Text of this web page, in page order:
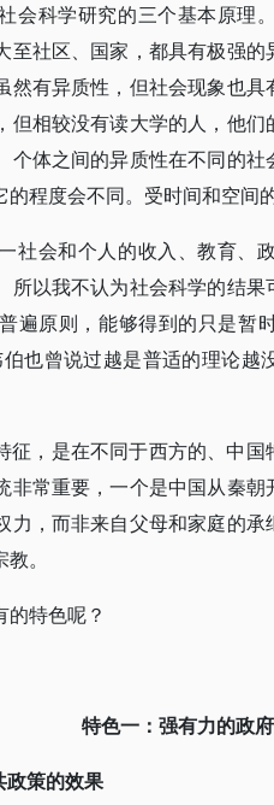
会科学研究的三个基本原理
至社区、国家，都具有极强
然有异质性，但社会现象也
但相较没有读大学的人，他
个体之间的异质性在不同的
程度会不同。受时间和空间
社会和个人的收入、教育、
所以我不认为社会科学的结
遍原则，能够得到的只是暂
也曾说过越是普适的理论
征，是在不同于西方的、中
非常重要，一个是中国从秦
力，而非来自父母和家庭的
。
的特色呢？
特色一：强有力的政
政策的效果